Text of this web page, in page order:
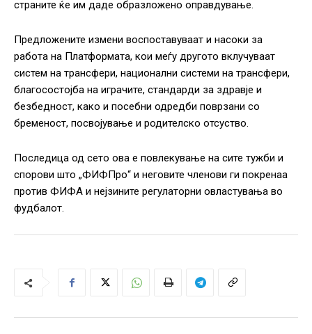
страните ќе им даде образложено оправдување.
Предложените измени воспоставуваат и насоки за
работа на Платформата, кои меѓу другото вклучуваат
систем на трансфери, национални системи на трансфери,
благосостојба на играчите, стандарди за здравје и
безбедност, како и посебни одредби поврзани со
бременост, посвојување и родителско отсуство.
Последица од сето ова е повлекување на сите тужби и
спорови што „ФИФПро“ и неговите членови ги покренаа
против ФИФА и нејзините регулаторни овластувања во
фудбалот.